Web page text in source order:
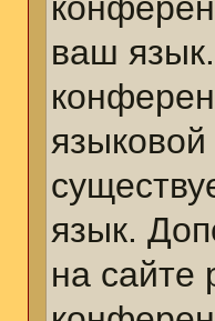
ваш
языковой
язык.
на сайте